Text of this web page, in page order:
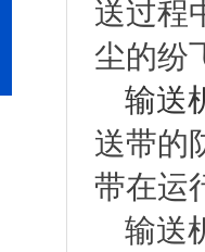
送过程
尘的纷
输送
送带的
带在运
输送